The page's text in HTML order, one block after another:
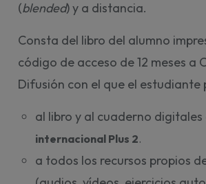
(blended) y a distancia.
Consta del libro del alumno
código de acceso de 12 meses a
Difusión con el que el estudiante
al libro y al cuaderno digitales
internacional Plus 2.
a todos los recursos propios